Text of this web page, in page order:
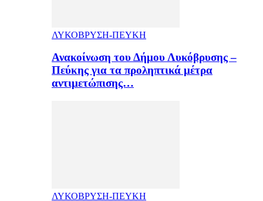
ΛΥΚΟΒΡΥΣΗ-ΠΕΥΚΗ
Ανακοίνωση του Δήμου Λυκόβρυσης –
Πεύκης για τα προληπτικά μέτρα
αντιμετώπισης…
ΛΥΚΟΒΡΥΣΗ-ΠΕΥΚΗ